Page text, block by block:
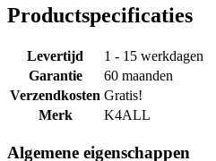
Productspecificaties
Levertijd
1 - 15 werkdagen
Garantie
60 maanden
Verzendkosten Gratis!
Merk
K4ALL
Algemene eigenschappen